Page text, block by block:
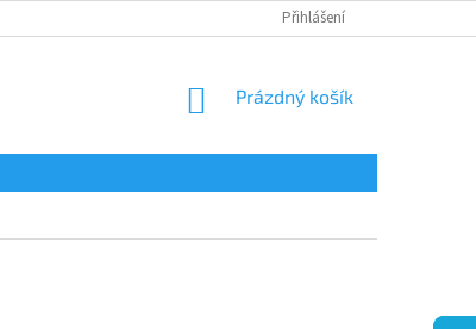
Přihlášení
NÁKUPNÍ
Prázdný košík